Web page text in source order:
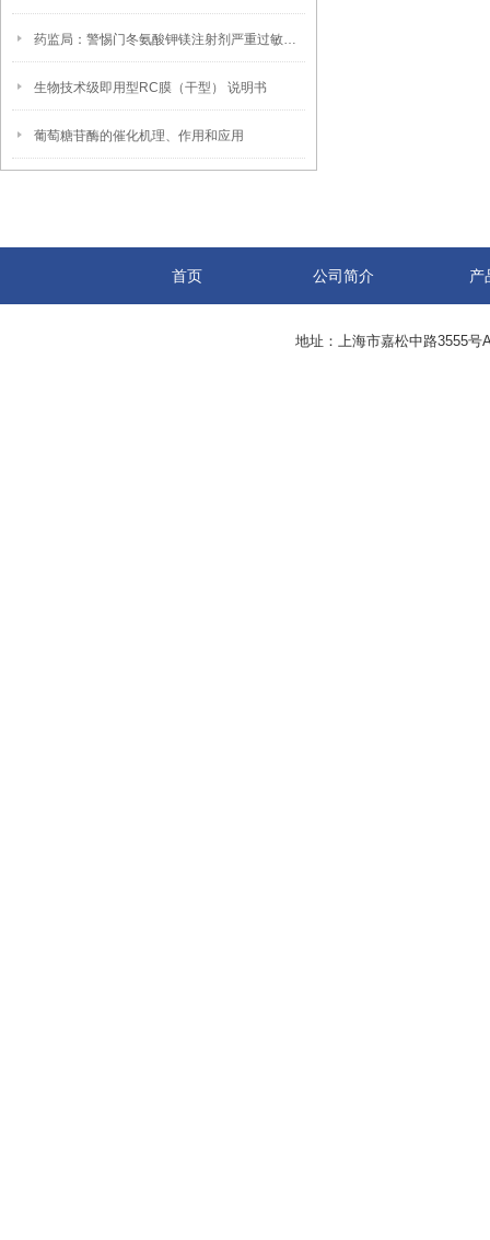
药监局：警惕门冬氨酸钾镁注射剂严重过敏反应
生物技术级即用型RC膜（干型） 说明书
葡萄糖苷酶的催化机理、作用和应用
首页 公司简介 产
地址：上海市嘉松中路3555